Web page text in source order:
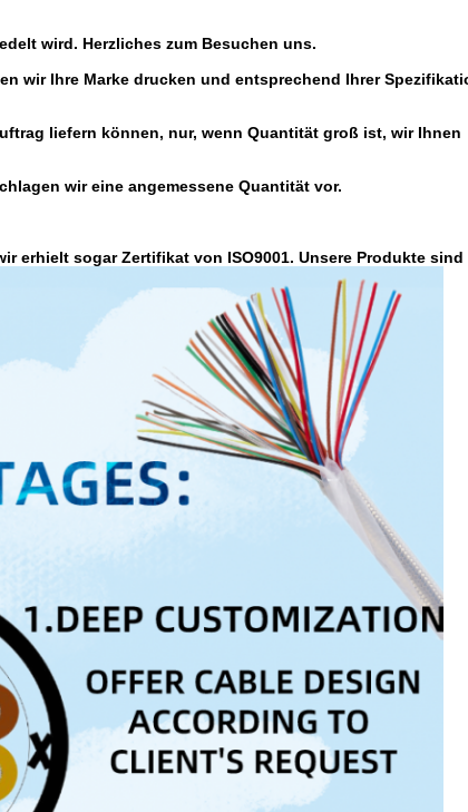
wird. Herzliches zum Besuchen uns.
wir Ihre Marke drucken und entsprechend Ihrer
liefern können, nur, wenn Quantität groß ist, wir Ihnen
wir eine angemessene Quantität vor.
erhielt sogar Zertifikat von ISO9001. Unsere Produkte